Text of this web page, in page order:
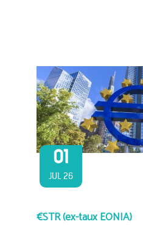
01
JUL 26
€STR (ex-taux EONIA)